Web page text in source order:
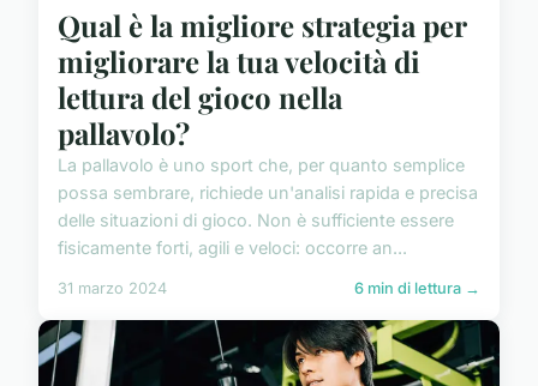
Qual è la migliore strategia per
migliorare la tua velocità di
lettura del gioco nella
pallavolo?
La pallavolo è uno sport che, per quanto semplice
possa sembrare, richiede un'analisi rapida e precisa
delle situazioni di gioco. Non è sufficiente essere
fisicamente forti, agili e veloci: occorre an...
31 marzo 2024 6 min di lettura →